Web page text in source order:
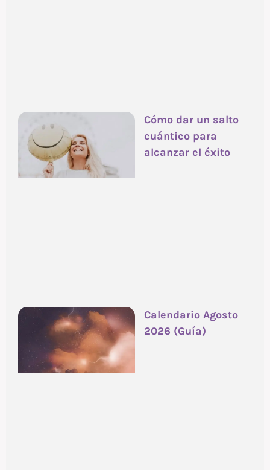
Cómo dar un salto
cuántico para
alcanzar el éxito
Calendario Agosto
2026 (Guía)